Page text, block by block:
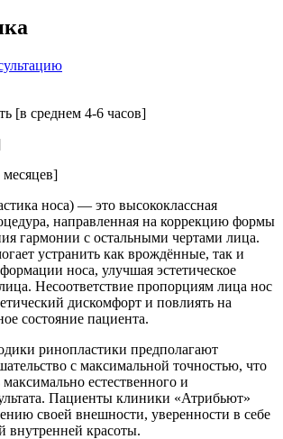
[в среднем 4-6 часов]
месяцев]
носа) — это высококлассная
направленная на коррекцию формы
гармонии с остальными чертами лица.
устранить как врождённые, так и
носа, улучшая эстетическое
Несоответствие пропорциям лица нос
дискомфорт и повлиять на
состояние пациента.
ринопластики предполагают
с максимальной точностью, что
максимально естественного и
Пациенты клиники «Атрибьют»
своей внешности, уверенности в себе
внутренней красоты.